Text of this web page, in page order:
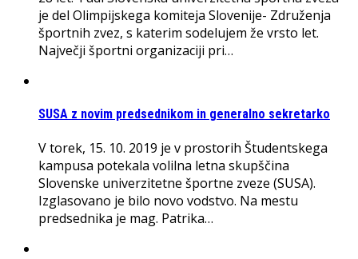
je del Olimpijskega komiteja Slovenije- Združenja
športnih zvez, s katerim sodelujem že vrsto let.
Največji športni organizaciji pri…
SUSA z novim predsednikom in generalno sekretarko
V torek, 15. 10. 2019 je v prostorih Študentskega
kampusa potekala volilna letna skupščina
Slovenske univerzitetne športne zveze (SUSA).
Izglasovano je bilo novo vodstvo. Na mestu
predsednika je mag. Patrika…